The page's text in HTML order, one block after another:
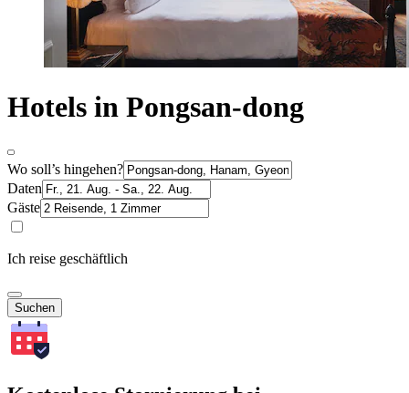
Hotels in Pongsan-dong
Wo soll’s hingehen?
Daten
Gäste
Ich reise geschäftlich
Suchen